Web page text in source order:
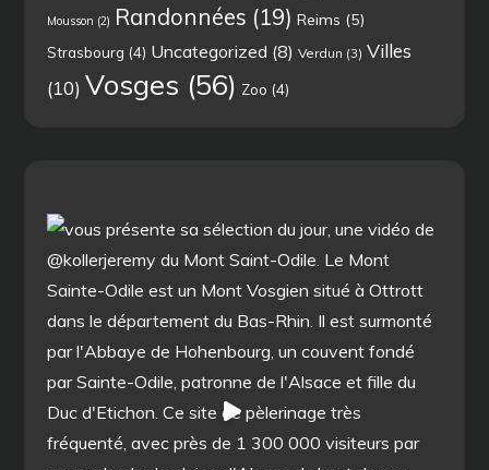
Mousson (2) Randonnées (19) Reims (5)
Strasbourg (4) Uncategorized (8) Verdun (3) Villes
(10) Vosges (56) Zoo (4)